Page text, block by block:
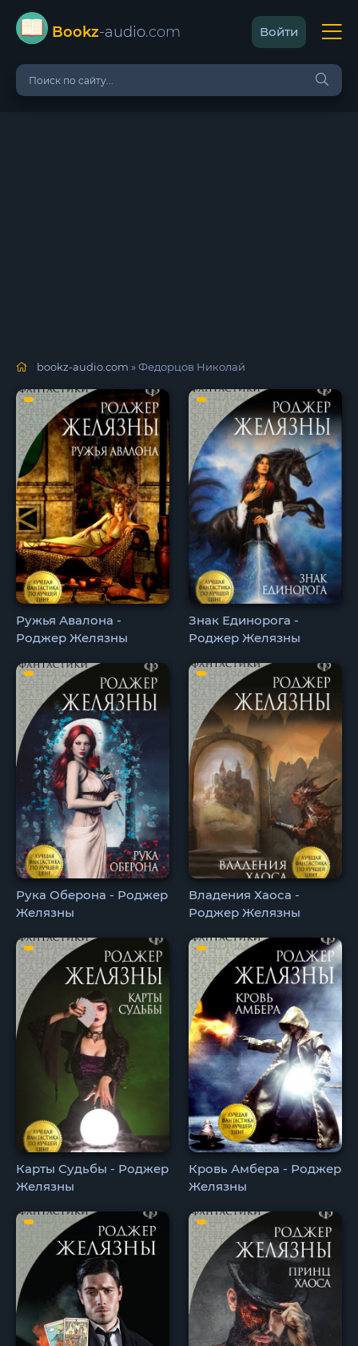
Bookz-audio.com Войти
bookz-audio.com » Федорцов Николай
Ружья Авалона -
Роджер Желязны
Знак Единорога -
Роджер Желязны
Рука Оберона - Роджер
Желязны
Владения Хаоса -
Роджер Желязны
Карты Судьбы - Роджер
Желязны
Кровь Амбера - Роджер
Желязны